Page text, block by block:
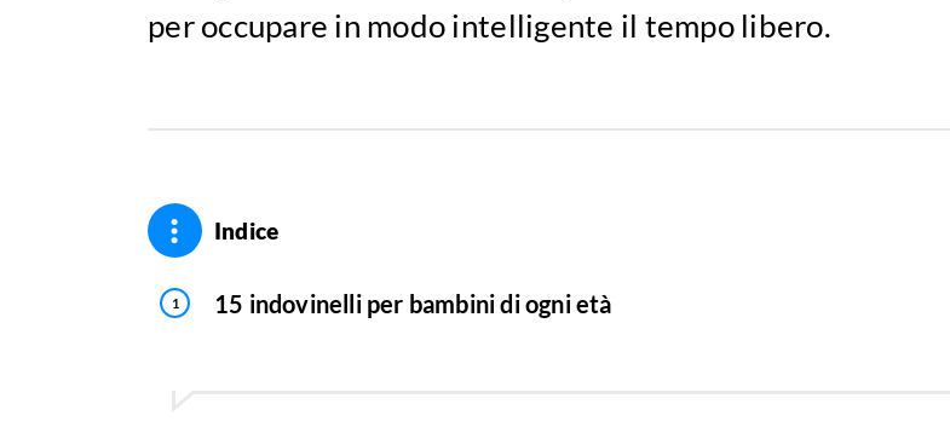
per occupare in modo intelligente il tempo libero.
Indice
15 indovinelli per bambini di ogni età